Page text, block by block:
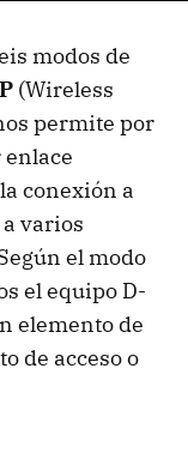
modos de
(Wireless
permite por
conexión a
varios
el modo
el equipo D-
elemento de
de acceso o